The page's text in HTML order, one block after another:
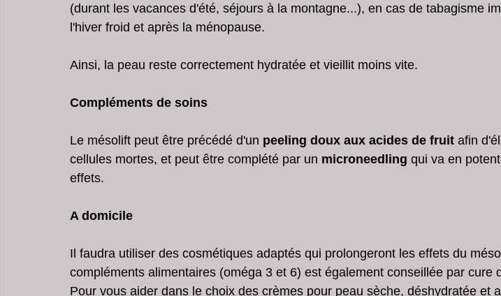
(durant les vacances d'été, séjours à la montagne...), en cas de tabagisme
l'hiver froid et après la ménopause.
Ainsi, la peau reste correctement hydratée et vieillit moins vite.
Compléments de soins
Le mésolift peut être précédé d'un peeling doux aux acides de fruit afin
cellules mortes, et peut être complété par un microneedling qui va en
effets.
A domicile
Il faudra utiliser des cosmétiques adaptés qui prolongeront les effets du
compléments alimentaires (oméga 3 et 6) est également conseillée par cure
Pour vous aider dans le choix des crèmes pour peau sèche, déshydratée et